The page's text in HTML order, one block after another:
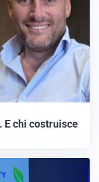
E chi costruisce